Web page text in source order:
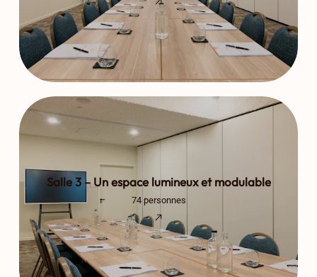
Salle 3 – Un espace lumineux et modulable
74 personnes